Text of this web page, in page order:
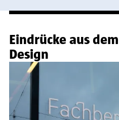
Eindrücke aus
Design